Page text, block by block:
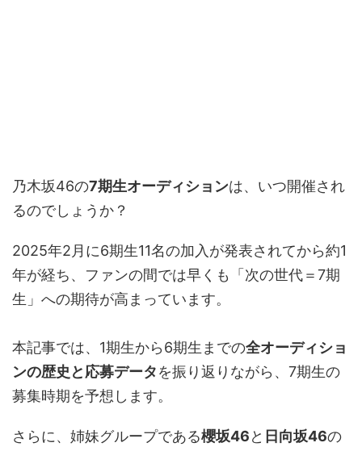
乃木坂46の7期生オーディションは、いつ開催され
るのでしょうか？
2025年2月に6期生11名の加入が発表されてから約1
年が経ち、ファンの間では早くも「次の世代＝7期
生」への期待が高まっています。
本記事では、1期生から6期生までの全オーディショ
ンの歴史と応募データを振り返りながら、7期生の
募集時期を予想します。
さらに、姉妹グループである櫻坂46と 日向坂46の